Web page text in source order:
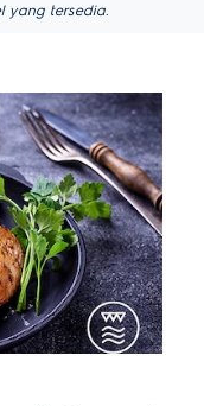
yang tersedia.